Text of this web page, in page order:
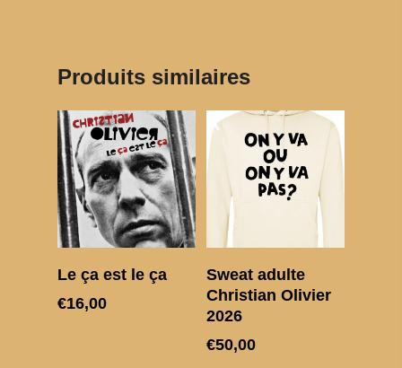
Produits similaires
Choix des options
Le ça est le ça
€16,00
Choix des options
Sweat adulte
Christian Olivier
2026
€50,00